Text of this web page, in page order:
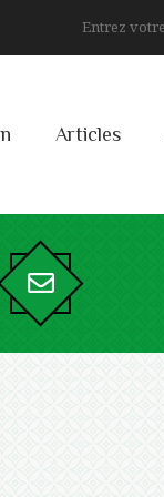
Articles